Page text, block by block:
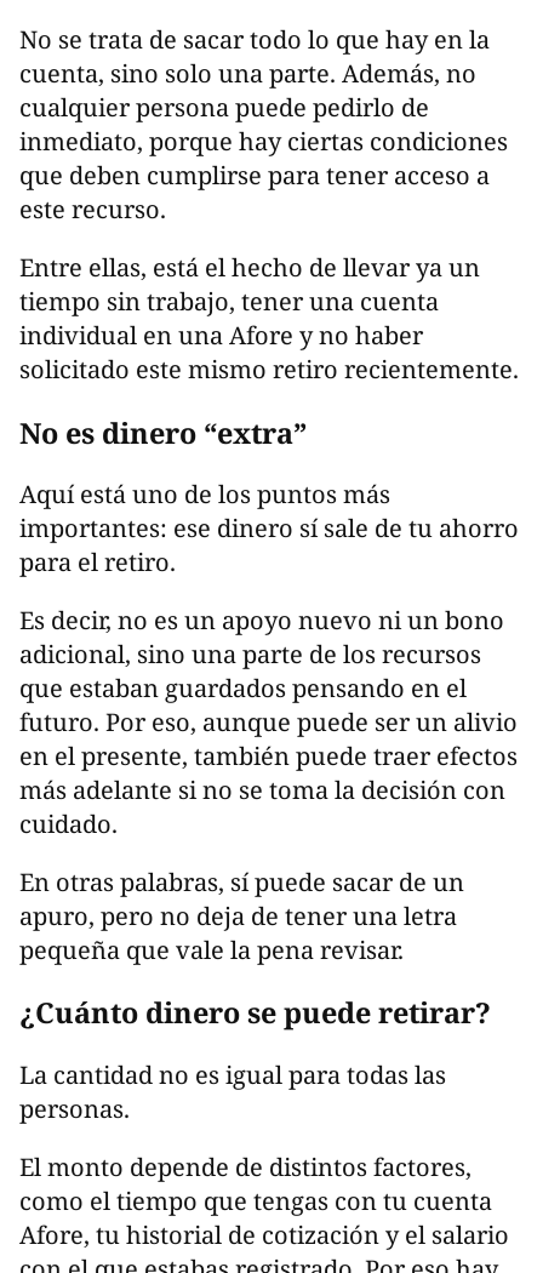
No se trata de sacar todo lo que hay en la
cuenta, sino solo una parte. Además, no
cualquier persona puede pedirlo de
inmediato, porque hay ciertas condiciones
que deben cumplirse para tener acceso a
este recurso.
Entre ellas, está el hecho de llevar ya un
tiempo sin trabajo, tener una cuenta
individual en una Afore y no haber
solicitado este mismo retiro recientemente.
No es dinero “extra”
Aquí está uno de los puntos más
importantes: ese dinero sí sale de tu ahorro
para el retiro.
Es decir, no es un apoyo nuevo ni un bono
adicional, sino una parte de los recursos
que estaban guardados pensando en el
futuro. Por eso, aunque puede ser un alivio
en el presente, también puede traer efectos
más adelante si no se toma la decisión con
cuidado.
En otras palabras, sí puede sacar de un
apuro, pero no deja de tener una letra
pequeña que vale la pena revisar.
¿Cuánto dinero se puede retirar?
La cantidad no es igual para todas las
personas.
El monto depende de distintos factores,
como el tiempo que tengas con tu cuenta
Afore, tu historial de cotización y el salario